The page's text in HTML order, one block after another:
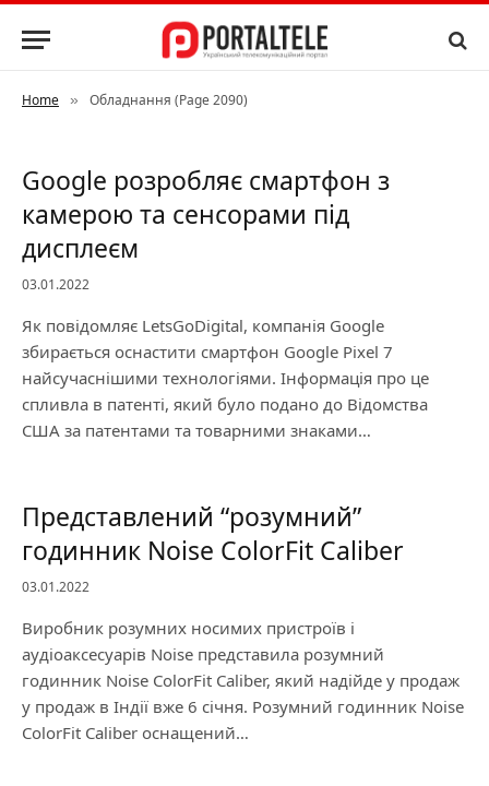
Home » Обладнання (Page 2090)
Google розробляє смартфон з
камерою та сенсорами під
дисплеєм
03.01.2022
Як повідомляє LetsGoDigital, компанія Google
збирається оснастити смартфон Google Pixel 7
найсучаснішими технологіями. Інформація про це
спливла в патенті, який було подано до Відомства
США за патентами та товарними знаками…
Представлений “розумний”
годинник Noise ColorFit Caliber
03.01.2022
Виробник розумних носимих пристроїв і
аудіоаксесуарів Noise представила розумний
годинник Noise ColorFit Caliber, який надійде у продаж
у продаж в Індії вже 6 січня. Розумний годинник Noise
ColorFit Caliber оснащений…